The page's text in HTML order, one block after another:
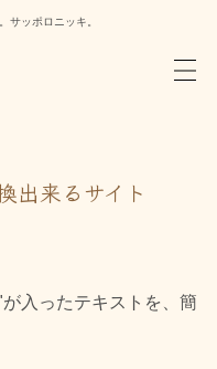
サッポロニッキ。
出来るサイト
入ったテキストを、簡